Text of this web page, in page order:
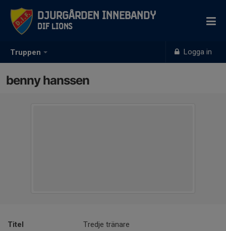
Truppen Logga in
Djurgården Innebandy
DIF Lions
benny hanssen
Titel
Tredje tränare